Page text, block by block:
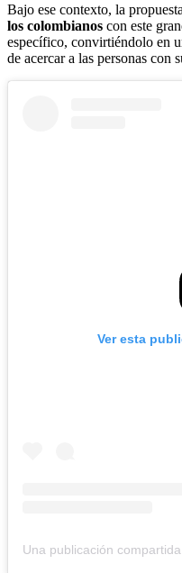
Bajo ese contexto, la
los colombianos con este
específico, convirtiéndolo en
de acercar a las personas con
Ver esta